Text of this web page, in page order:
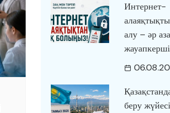
Интернет-
алу – әр
беру